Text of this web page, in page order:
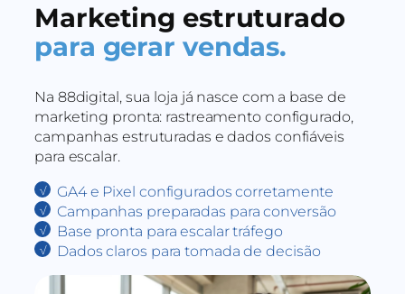
Marketing estruturado
para gerar vendas.
Na 88digital, sua loja já nasce com a base de
marketing pronta: rastreamento configurado,
campanhas estruturadas e dados confiáveis
para escalar.
GA4 e Pixel configurados corretamente
Campanhas preparadas para conversão
Base pronta para escalar tráfego
Dados claros para tomada de decisão